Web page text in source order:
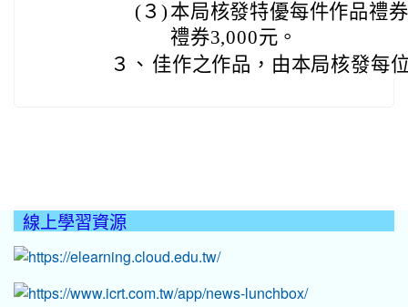
(３) 本局核發特優每件作品禮
禮券3,000元。
３、 佳作之作品，由本局核發每
線上學習資源